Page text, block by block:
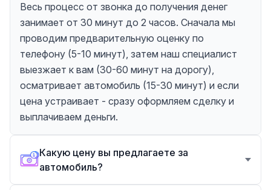
Весь процесс от звонка до получения денег
занимает от 30 минут до 2 часов. Сначала мы
проводим предварительную оценку по
телефону (5-10 минут), затем наш специалист
выезжает к вам (30-60 минут на дорогу),
осматривает автомобиль (15-30 минут) и если
цена устраивает - сразу оформляем сделку и
выплачиваем деньги.
Какую цену вы предлагаете за
автомобиль?